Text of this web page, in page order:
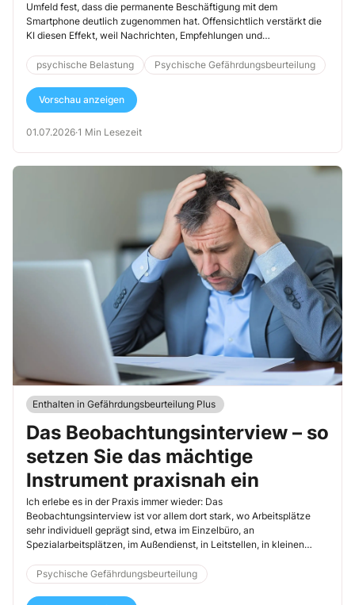
Umfeld fest, dass die permanente Beschäftigung mit dem
Smartphone deutlich zugenommen hat. Offensichtlich verstärkt die
KI diesen Effekt, weil Nachrichten, Empfehlungen und
dringlicher auf dem Display erscheinen. Eine Umfrage der IU
Internationale Hochschule – Campus Erfurt zeigt jetzt, dass dies
zutrifft und Vorgesetzte am meisten dafür verantwortlich sind. Das
hat Folgen für Ihre Arbeit als Sifa.
psychische Belastung Psychische Gefährdungsbeurteilung
Vorschau anzeigen
01.07.2026·1 Min Lesezeit
Enthalten in Gefährdungsbeurteilung Plus
Das Beobachtungsinterview – so
setzen Sie das mächtige
Instrument praxisnah ein
Ich erlebe es in der Praxis immer wieder: Das
Beobachtungsinterview ist vor allem dort stark, wo Arbeitsplätze
sehr individuell geprägt sind, etwa im Einzelbüro, an
Spezialarbeitsplätzen, im Außendienst, in Leitstellen, in kleinen
Oberfläche trifft. Gerade die neue Leitlinie der Gemeinsamen
Deutschen Arbeitsschutzstrategie (GDA) macht deutlich, dass
psychische Gefährdungen genauer an der konkreten Arbeit erfasst
Psychische Gefährdungsbeurteilung